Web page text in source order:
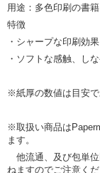
用途：多色印刷の書
特徴
・シャープな印刷効
・ソフトな感触、し
※紙厚の数値は目安で
※取扱い商品は
ます。
他流通、及び包単
ねますのでご注意くだ